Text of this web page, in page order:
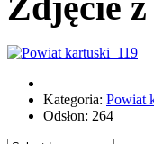
Kategoria: Powiat
Odsłon: 264